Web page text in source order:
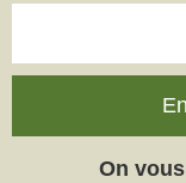
On